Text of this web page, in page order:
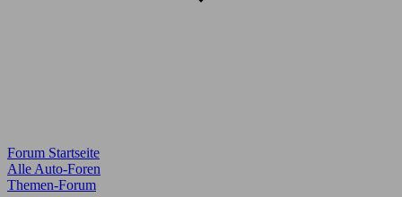
Forum Startseite
Alle Auto-Foren
Themen-Forum